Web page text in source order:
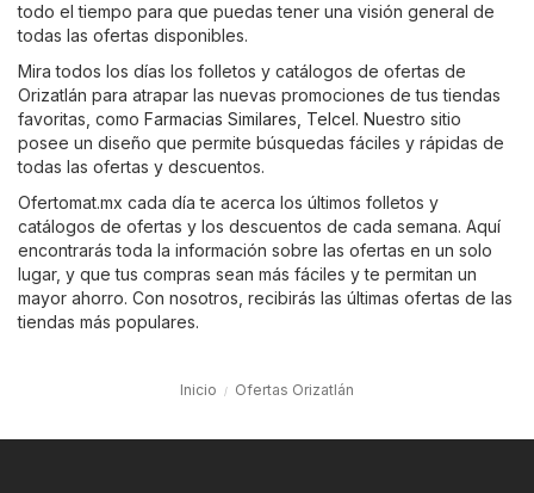
todo el tiempo para que puedas tener una visión general de
todas las ofertas disponibles.
Mira todos los días los folletos y catálogos de ofertas de
Orizatlán para atrapar las nuevas promociones de tus tiendas
favoritas, como Farmacias Similares Telcel. Nuestro sitio
posee un diseño que permite búsquedas fáciles y rápidas de
todas las ofertas y descuentos.
Ofertomat.mx cada día te acerca los últimos folletos y
catálogos de ofertas y los descuentos de cada semana. Aquí
encontrarás toda la información sobre las ofertas en un solo
lugar, y que tus compras sean más fáciles y te permitan un
mayor ahorro. Con nosotros, recibirás las últimas ofertas de las
tiendas más populares.
Inicio Ofertas Orizatlán